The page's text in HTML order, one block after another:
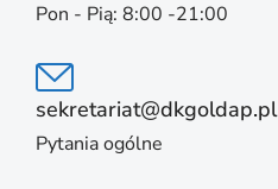
Pon - Pią: 8:00 -21:00
sekretariat@dkgoldap.pl
Pytania ogólne